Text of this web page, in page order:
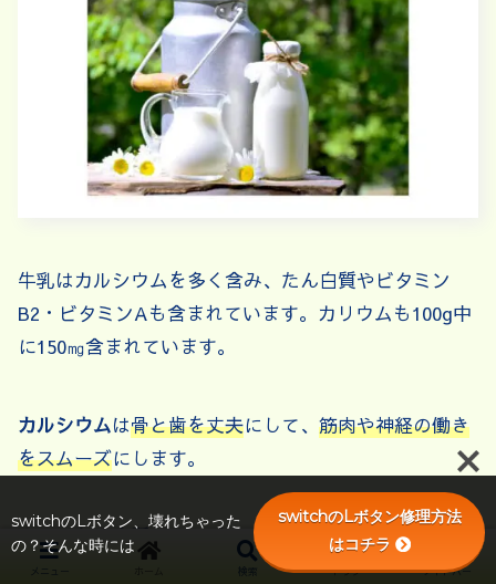
牛乳はカルシウムを多く含み、たん白質やビタミン
B2・ビタミンAも含まれています。カリウムも100g中
に150㎎含まれています。
カルシウムは骨と歯を丈夫にして、 筋肉や神経の働き
をスムーズにします。
牛乳のたん白質は、カゼインとホエイからなり、75～
85％を占める
はカルシウムの吸収を助けた
検索 トップ サイドバー
switchのLボタン、壊れちゃった
の？そんな時には
switchのLボタン修理方法
はコチラ